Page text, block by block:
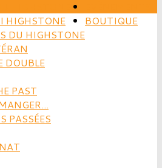
HIGHSTONE
DU HIGHSTONE
DOUBLE
PAST
PASSÉES
BOUTIQUE